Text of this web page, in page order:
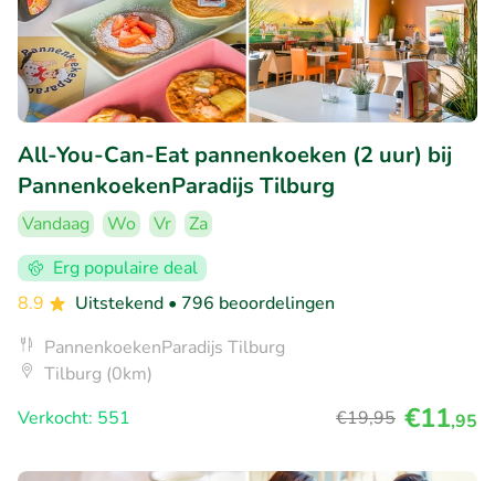
All-You-Can-Eat pannenkoeken (2 uur) bij
PannenkoekenParadijs Tilburg
Vandaag Wo Vr
Za
Erg populaire deal
8.9
Uitstekend • 796 beoordelingen
PannenkoekenParadijs Tilburg
Tilburg (0km)
Verkocht: 551
€19,95 €11,95